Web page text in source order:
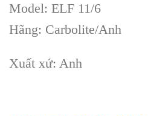
Model: ELF 11/6
Hãng: Carbolite/Anh
Xuất xứ: Anh